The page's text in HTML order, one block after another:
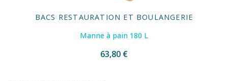
BACS RESTAURATION ET BOULANGERIE
Manne à pain 180 L
63,80 €